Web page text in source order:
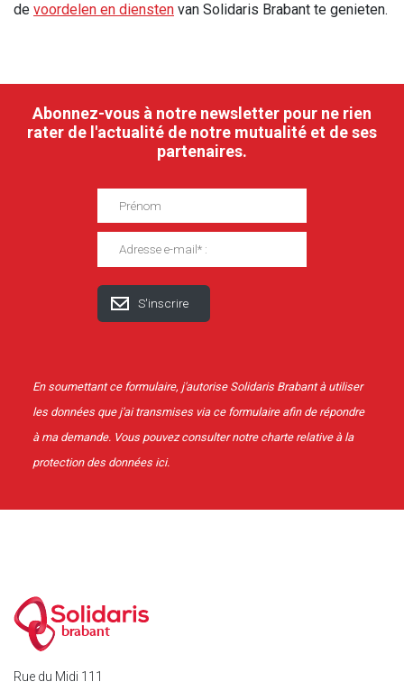
de voordelen en diensten van Solidaris Brabant te genieten.
Abonnez-vous à notre newsletter pour ne rien
rater de l'actualité de notre mutualité et de ses
partenaires.
En soumettant ce formulaire, j'autorise Solidaris Brabant à utiliser
les données que j'ai transmises via ce formulaire afin de répondre
à ma demande. Vous pouvez consulter notre charte relative à la
protection des données ici.
brabant
Rue du Midi 111